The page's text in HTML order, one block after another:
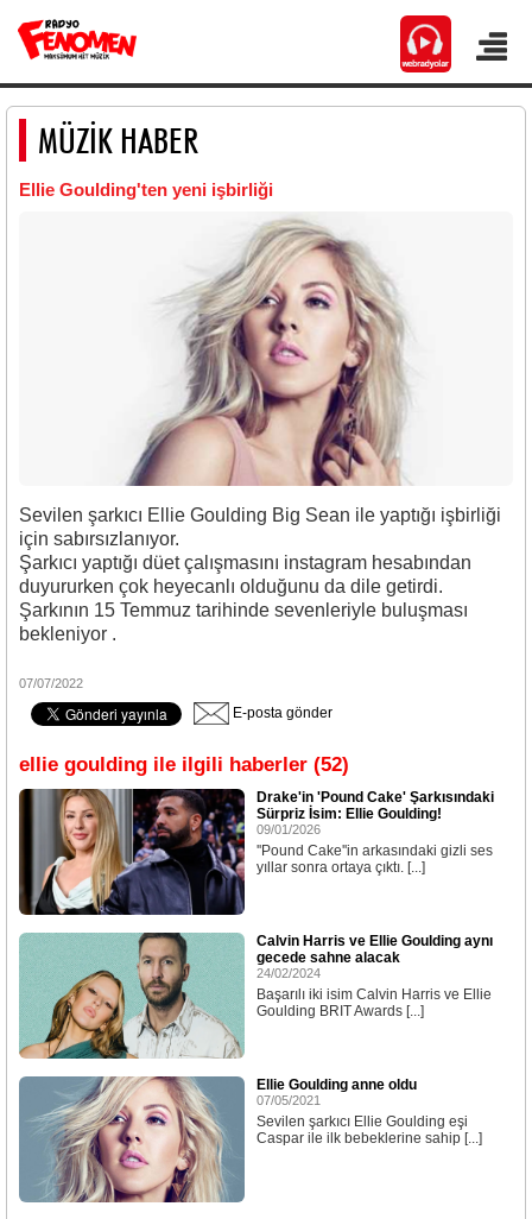
MÜZİK HABER
Ellie Goulding'ten yeni işbirliği
Sevilen şarkıcı Ellie Goulding Big Sean ile yaptığı işbirliği
için sabırsızlanıyor.
Şarkıcı yaptığı düet çalışmasını instagram hesabından
duyururken çok heyecanlı olduğunu da dile getirdi.
Şarkının 15 Temmuz tarihinde sevenleriyle buluşması
bekleniyor .
07/07/2022
E-posta gönder
ellie goulding ile ilgili haberler (52)
Drake'in 'Pound Cake' Şarkısındaki
Sürpriz İsim: Ellie Goulding!
09/01/2026
''Pound Cake''in arkasındaki gizli ses
yıllar sonra ortaya çıktı. [...]
Calvin Harris ve Ellie Goulding aynı
gecede sahne alacak
24/02/2024
Başarılı iki isim Calvin Harris ve Ellie
Goulding BRIT Awards [...]
Ellie Goulding anne oldu
07/05/2021
Sevilen şarkıcı Ellie Goulding eşi
Caspar ile ilk bebeklerine sahip [...]